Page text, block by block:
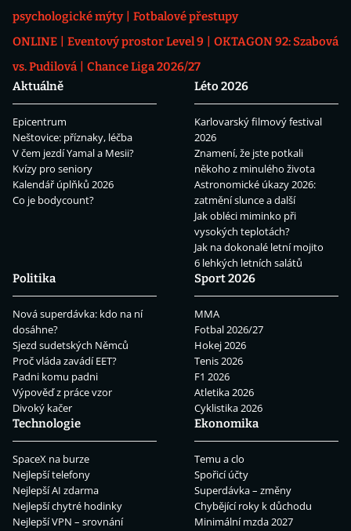
psychologické mýty
Fotbalové přestupy
ONLINE
Eventový prostor Level 9
OKTAGON 92: Szabová
vs. Pudilová
Chance Liga 2026/27
Aktuálně
Epicentrum
Neštovice: příznaky, léčba
V čem jezdí Yamal a Mesii?
Kvízy pro seniory
Kalendář úplňků 2026
Co je bodycount?
Léto 2026
Karlovarský filmový festival
2026
Znamení, že jste potkali
někoho z minulého života
Astronomické úkazy 2026:
zatmění slunce a další
Jak obléci miminko při
vysokých teplotách?
Jak na dokonalé letní mojito
6 lehkých letních salátů
Politika
Nová superdávka: kdo na ní
dosáhne?
Sjezd sudetských Němců
Proč vláda zavádí EET?
Padni komu padni
Výpověď z práce vzor
Divoký kačer
Sport 2026
MMA
Fotbal 2026/27
Hokej 2026
Tenis 2026
F1 2026
Atletika 2026
Cyklistika 2026
Technologie
SpaceX na burze
Nejlepší telefony
Nejlepší AI zdarma
Nejlepší chytré hodinky
Nejlepší VPN – srovnání
Ekonomika
Temu a clo
Spořicí účty
Superdávka – změny
Chybějící roky k důchodu
Minimální mzda 2027